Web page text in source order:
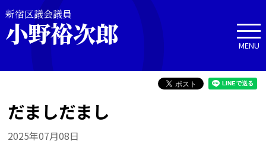
新宿区議会議員
小野裕次郎 MENU
だましだまし
2025年07月08日